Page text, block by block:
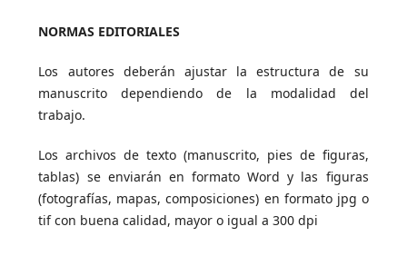
NORMAS EDITORIALES
Los autores deberán ajustar la estructura de su
manuscrito dependiendo de la modalidad del
trabajo.
Los archivos de texto (manuscrito, pies de figuras,
tablas) se enviarán en formato Word y las figuras
(fotografías, mapas, composiciones) en formato jpg o
tif con buena calidad, mayor o igual a 300 dpi